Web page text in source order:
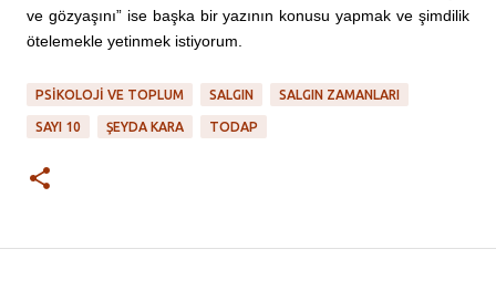
ve gözyaşını” ise başka bir yazının konusu yapmak ve şimdilik
ötelemekle yetinmek istiyorum.
PSIKOLOJI VE TOPLUM SALGIN SALGIN ZAMANLARI
SAYI 10 ŞEYDA KARA TODAP